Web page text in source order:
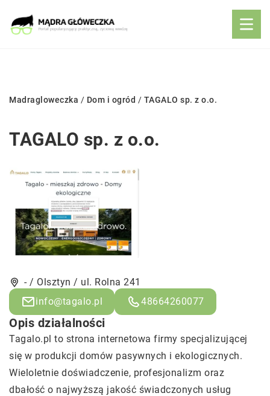
Madragloweczka / Dom i ogród / TAGALO sp. z o.o.
TAGALO sp. z o.o.
- / Olsztyn / ul. Rolna 241
info@tagalo.pl
48664260077
Opis działalności
Tagalo.pl to strona internetowa firmy specjalizującej
się w produkcji domów pasywnych i ekologicznych.
Wieloletnie doświadczenie, profesjonalizm oraz
dbałość o najwyższą jakość świadczonych usług